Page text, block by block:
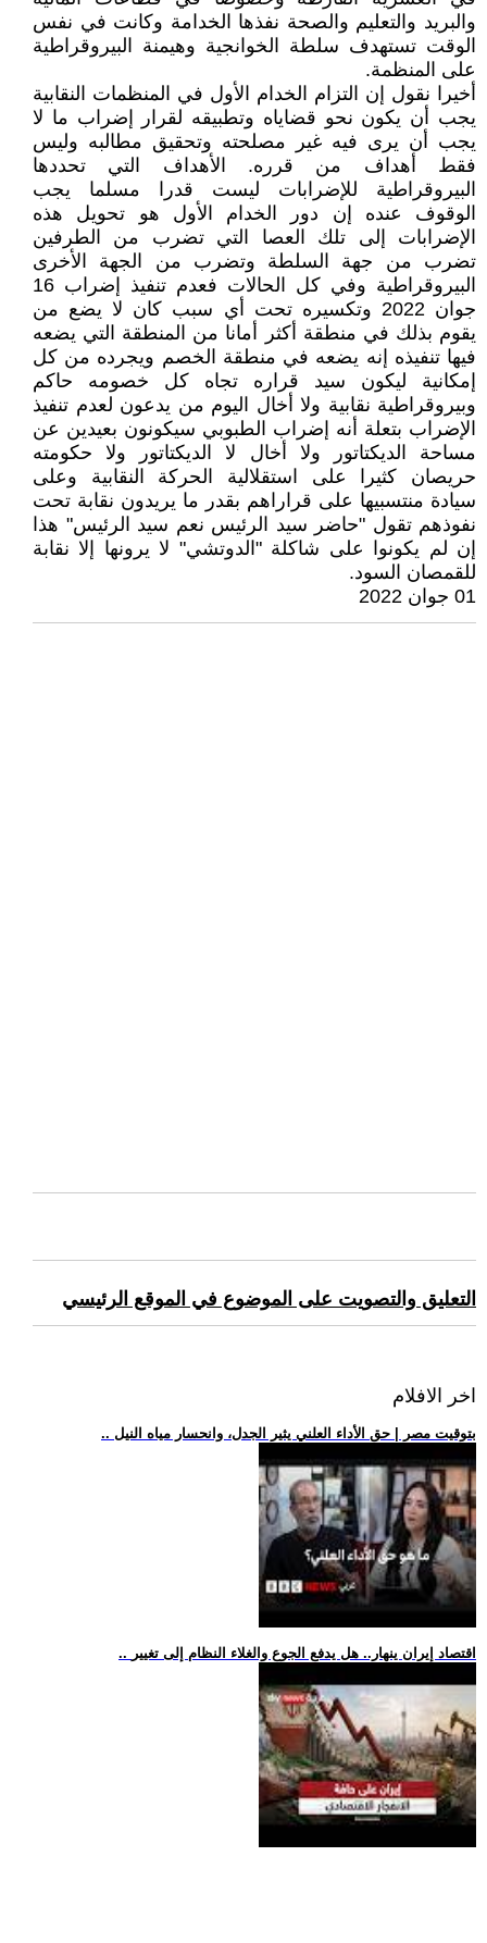
والبريد والتعليم والصحة نفذها الخدامة وكانت في نفس
الوقت تستهدف سلطة الخوانجية وهيمنة البيروقراطية
على المنظمة.
أخيرا نقول إن التزام الخدام الأول في المنظمات النقابية
يجب أن يكون نحو قضاياه وتطبيقه لقرار إضراب ما لا
يجب أن يرى فيه غير مصلحته وتحقيق مطالبه وليس
فقط أهداف من قرره. الأهداف التي تحددها
البيروقراطية للإضرابات ليست قدرا مسلما يجب
الوقوف عنده إن دور الخدام الأول هو تحويل هذه
الإضرابات إلى تلك العصا التي تضرب من الطرفين
تضرب من جهة السلطة وتضرب من الجهة الأخرى
البيروقراطية وفي كل الحالات فعدم تنفيذ إضراب 16
جوان 2022 وتكسيره تحت أي سبب كان لا يضع من
يقوم بذلك في منطقة أكثر أمانا من المنطقة التي يضعه
فيها تنفيذه إنه يضعه في منطقة الخصم ويجرده من كل
إمكانية ليكون سيد قراره تجاه كل خصومه حاكم
وبيروقراطية نقابية ولا أخال اليوم من يدعون لعدم تنفيذ
الإضراب بتعلة أنه إضراب الطبوبي سيكونون بعيدين عن
مساحة الديكتاتور ولا أخال لا الديكتاتور ولا حكومته
حريصان كثيرا على استقلالية الحركة النقابية وعلى
سيادة منتسبيها على قراراهم بقدر ما يريدون نقابة تحت
نفوذهم تقول "حاضر سيد الرئيس نعم سيد الرئيس" هذا
إن لم يكونوا على شاكلة "الدوتشي" لا يرونها إلا نقابة
للقمصان السود.
01 جوان 2022
التعليق والتصويت على الموضوع في الموقع الرئيسي
اخر الافلام
.. بتوقيت مصر | حق الأداء العلني يثير الجدل، وانحسار مياه النيل
.. اقتصاد إيران ينهار.. هل يدفع الجوع والغلاء النظام إلى تغيير